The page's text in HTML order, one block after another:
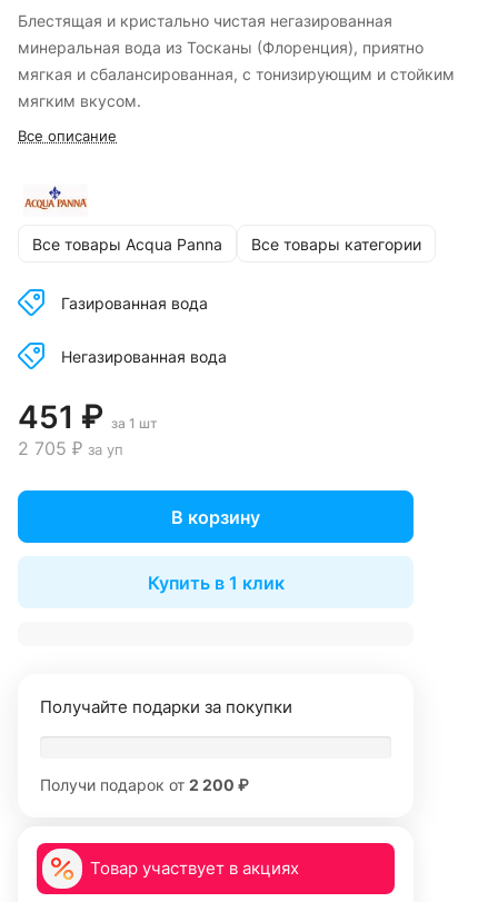
Блестящая и кристально чистая негазированная
минеральная вода из Тосканы (Флоренция), приятно
мягкая и сбалансированная, с тонизирующим и стойким
мягким вкусом.
Все описание
Все товары Acqua Panna Все товары категории
Газированная вода
Негазированная вода
451 ₽ за 1 шт
2 705 ₽ за уп
В корзину
Купить в 1 клик
Получайте подарки за покупки
Получи подарок от 2 200 ₽
Товар участвует в акциях